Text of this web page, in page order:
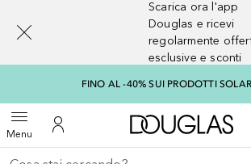
Scarica ora l'app
Douglas e ricevi
regolarmente
esclusive e sconti
FINO AL -40% SUI PRODOTTI
MenuApri menuAl Mio Account
A
Torna indietro
Esegui ricerca
[navigation.slideout.screenreader]